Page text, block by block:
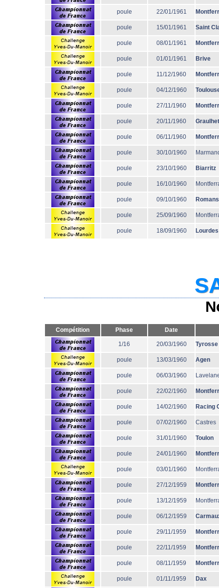
poule 22/01/1961
poule 15/01/1961 Saint
poule 08/01/1961
poule 01/01/1961 Brive
poule 11/12/1960
poule 04/12/1960
poule 27/11/1960
poule 20/11/1960 Graulhet
poule 06/11/1960
poule 30/10/1960
poule 23/10/1960 Biarritz
poule 16/10/1960
poule 09/10/1960 Romans
poule 25/09/1960
poule 18/09/1960 Lourdes
Compétition Phase Date
1/16 20/03/1960 Tyrosse
poule 13/03/1960 Agen
poule 06/03/1960
poule 22/02/1960
poule 14/02/1960 Racing
poule 07/02/1960 Castres
poule 31/01/1960 Toulon
poule 24/01/1960
poule 03/01/1960
poule 27/12/1959
poule 13/12/1959
poule 06/12/1959
poule 29/11/1959
poule 22/11/1959
poule 08/11/1959
poule 01/11/1959 Dax